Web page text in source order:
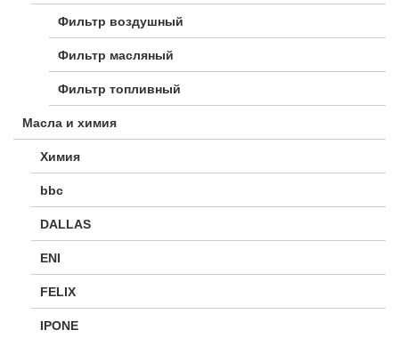
Фильтр воздушный
Фильтр масляный
Фильтр топливный
Масла и химия
Химия
bbc
DALLAS
ENI
FELIX
IPONE